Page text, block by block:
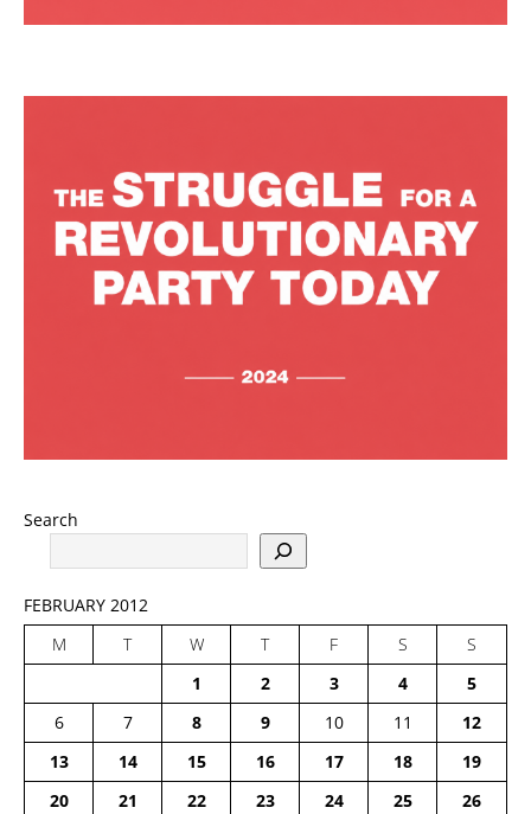
Search
FEBRUARY 2012
M
T W T F S
S
1
2 3 4
5
6
7 8 9 10 11
12
13
14 15 16 17 18
19
20
21 22 23 24 25
26